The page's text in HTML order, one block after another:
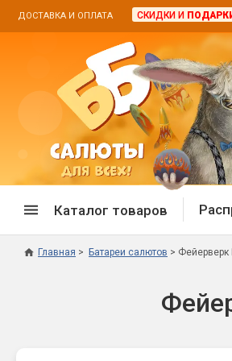
ДОСТАВКА И ОПЛАТА СКИДКИ И
Каталог товаров
Распродажа фейерверков
Главная Батареи салютов